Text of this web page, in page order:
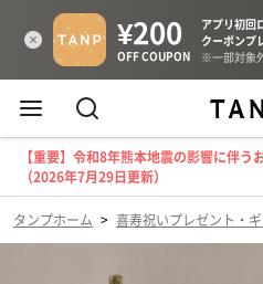
【重要】令和8年熊本地震の影響に伴
（2026年7月29日更新）
タンプホーム > 喜寿祝いプレゼント・